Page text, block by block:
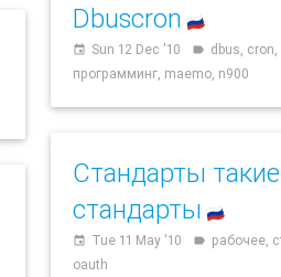
Dbuscron 🇷🇺
event Sun 12 Dec '10 label dbus, cron,
программинг, maemo, n900
Стандарты такие
стандарты 🇷🇺
event Tue 11 May '10 label рабочее,
oauth